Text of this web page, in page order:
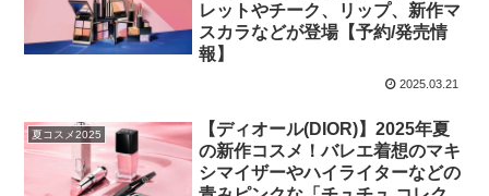
レットやチーク、リップ、新作マ
スカラなどが登場【予約/発売情
報】
2025.03.21
夏コスメ2025
【ディオール(DIOR)】2025年夏
の新作コスメ！バレエ着想のマキ
シマイザーやハイライターなどの